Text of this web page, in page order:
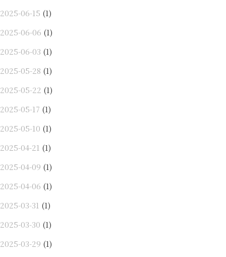
2025-06-15 (1)
2025-06-06 (1)
2025-06-03 (1)
2025-05-28 (1)
2025-05-22 (1)
2025-05-17 (1)
2025-05-10 (1)
2025-04-21 (1)
2025-04-09 (1)
2025-04-06 (1)
2025-03-31 (1)
2025-03-30 (1)
2025-03-29 (1)